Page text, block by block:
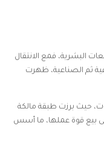
البشرية، فمع الانتقال
ثم الصناعية، ظهرت
حيث برزت طبقة مالكة
بيع قوة عملها، ما أسس